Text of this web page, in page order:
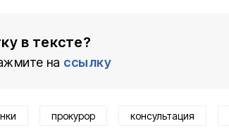
в тексте?
на ссылку
прокурор консультация